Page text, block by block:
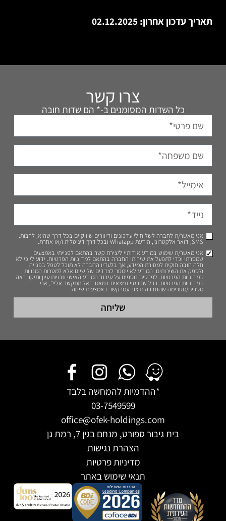
תאריך עדכון אחרון: 02.12.2025
צרו קשר
כל השדות המסומנים ב-* הם שדות חובה
אני מאשר/ת לחברה לשלוח לי עדכונים ודיוורים שיווקיים בכל דרך שהיא, לרבות:
SMS, דואר אלקטרוני, הודעת Whatapp ובכל דרך דיגיטלית ו/או אחרת.
אני מאשר/ת שימוש במידע אודותיי ליצירת קשר בהתאם לפנייתי באמצעים
שמסרתי וכדי לתפעל את שירותי החברה בהתאם למדיניות הפרטיות. ידוע לי כי לא
חלה חובה חוקית למסירת המידע, אך בלעדיו החברה לא תוכל לטפל בפנייה
ולספק את השירותים. המידע לא יימסר לצדדים שלישיים אלא למטרות המנויות
במדיניות הפרטיות. לפרטים נוספים על עיבוד המידע האישי וזכויות עיון ותיקון ראה
במדיניות הפרטיות. ככל שפרטיי נמצאים במאגר "אל תתקשר אליי", אני
מסכים/מסכימה שהחברה תיצור עמי קשר באמצעות שיחה.
שליחה
*ההדמיות להמחשה בלבד
03-7549599
office@ofek-holdings.com
בית גיבור ספורט, מנחם בגין 7, רמת גן
הצהרת נגישות
מדיניות פרטיות
תנאי שימוש באתר